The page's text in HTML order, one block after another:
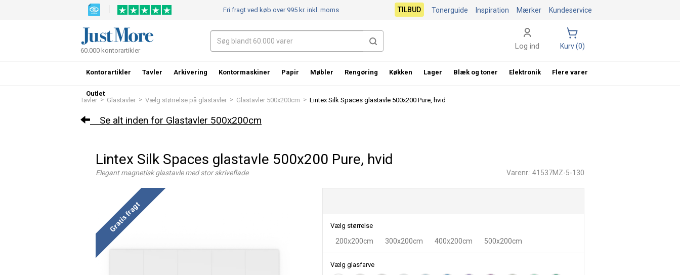
Tavler > Glastavler > Vælg størrelse på glastavler > Glastavler 500x200cm > Lintex Silk Spaces glastavle 500x200 Pure, hvid
Se alt inden for Glastavler 500x200cm
Lintex Silk Spaces glastavle 500x200 Pure, hvid
Elegant magnetisk glastavle med stor skriveflade Varenr.: 41537MZ-5-130
Gratis fragt Vælg størrelse
200x200cm 300x200cm 400x200cm 500x200cm
Vælg glasfarve
Fri fragt ved køb over 995 kr.inkl. moms Kundeservice
Mærker
Inspiration
Tonerguide
TILBUD
60.000 kontorartikler Log ind Kurv (0)
Kontorartikler Tavler Arkivering Kontormaskiner Papir Møbler Rengøring Køkken Lager Blæk og toner Elektronik Flere varer
Outlet